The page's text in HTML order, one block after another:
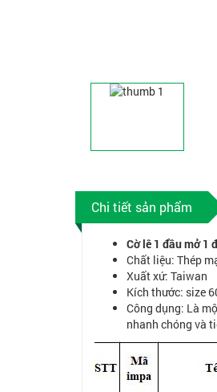
Chi tiết sản phẩm
Cờ lê 1 đầu mở 1
Chất liệu: Thép
Xuất xứ: Taiwan
Kích thước: size
Công dụng: Là
nhanh chóng và